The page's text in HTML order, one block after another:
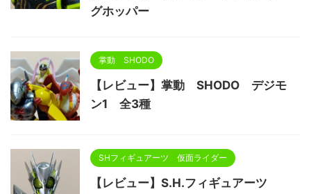
グホッパー
掌動 SHODO
【レビュー】掌動 SHODO デジモ
ン1 全3種
SHフィギュアーツ 仮面ライダー
【レビュー】S.H.フィギュアーツ